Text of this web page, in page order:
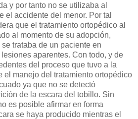
y por tanto no se utilizaba al
el accidente del menor. Por tal
que el tratamiento ortopédico al
al momento de su adopción,
trataba de un paciente en
aparentes. Con todo, y de
del proceso que tuvo a la
el manejo del tratamiento ortopédico
ya que no se detectó
de la escara del tobillo. Sin
es posible afirmar en forma
se haya producido mientras el